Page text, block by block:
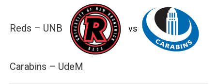
Reds – UNB vs
Carabins – UdeM